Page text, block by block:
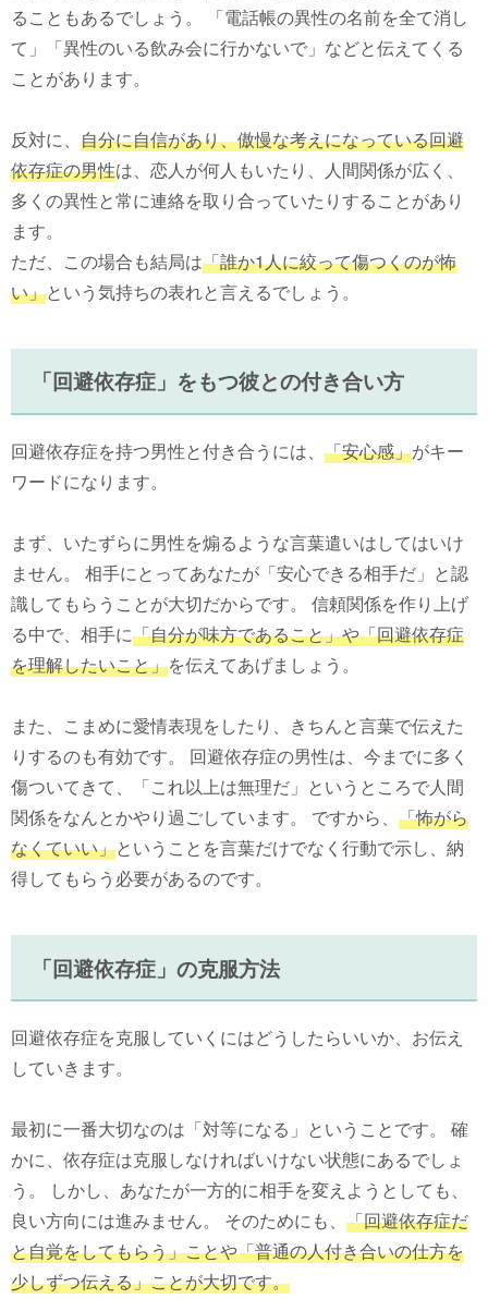
ることもあるでしょう。 「電話帳の異性の名前を全て消し
て」「異性のいる飲み会に行かないで」などと伝えてくる
ことがあります。
反対に、 自分に自信があり、傲慢な考えになっている回避
依存症の男性は、恋人が何人もいたり、人間関係が広く、
多くの異性と常に連絡を取り合っていたりすることがあり
ます。
ただ、この場合も結局は「誰か1人に絞って傷つくのが怖
い」という気持ちの表れと言えるでしょう。
「回避依存症」をもつ彼との付き合い方
回避依存症を持つ男性と付き合うには、 「安心感」がキー
ワードになります。
まず、いたずらに男性を煽るような言葉遣いはしてはいけ
ません。 相手にとってあなたが「安心できる相手だ」と認
識してもらうことが大切だからです。 信頼関係を作り上げ
る中で、相手に「自分が味方であること」や「回避依存症
を理解したいこと」を伝えてあげましょう。
また、こまめに愛情表現をしたり、きちんと言葉で伝えた
りするのも有効です。 回避依存症の男性は、今までに多く
傷ついてきて、「これ以上は無理だ」というところで人間
関係をなんとかやり過ごしています。 ですから、 「怖がら
なくていい」ということを言葉だけでなく行動で示し、納
得してもらう必要があるのです。
「回避依存症」の克服方法
回避依存症を克服していくにはどうしたらいいか、お伝え
していきます。
最初に一番大切なのは「対等になる」ということです。 確
かに、依存症は克服しなければいけない状態にあるでしょ
う。 しかし、あなたが一方的に相手を変えようとしても、
良い方向には進みません。 そのためにも、 「回避依存症だ
と自覚をしてもらう」ことや「普通の人付き合いの仕方を
少しずつ伝える」ことが大切です。